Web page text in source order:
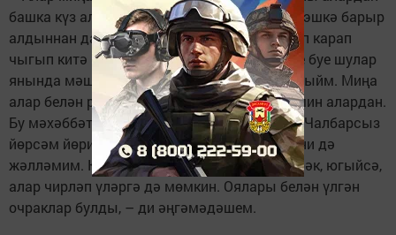
башка күз алдына да китерә алмыйм. Элек эшкә барыр
алдыннан да, төшке аш вакытында да кереп карап
чыгып китә идем. Хәзер мин пенсиядә, көне буе шулар
янында мәш киләм, сөйләшәм, ашатам, карыйм. Миңа
алар белән рәхәт, күңел тынычлыгы алам мин алардан.
Бу мәхәббәтне берни дә алыштыра алмый. Чалбарсыз
йөрсәм йөрим, тик күгәрченнәрем өчен берни дә
жәлләмим. Күгәрченнәргә яхшы тәрбия кирәк, югыйсә,
алар чирләп үләргә дә мөмкин. Оялары белән үлгән
очраклар булды, – ди әңгәмәдәшем.